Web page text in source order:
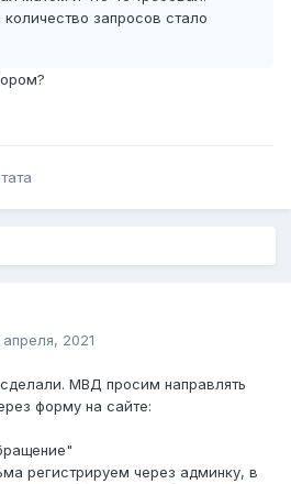
запросов стало
апреля, 2021
МВД просим направлять
форму на сайте:
регистрируем через админку, в